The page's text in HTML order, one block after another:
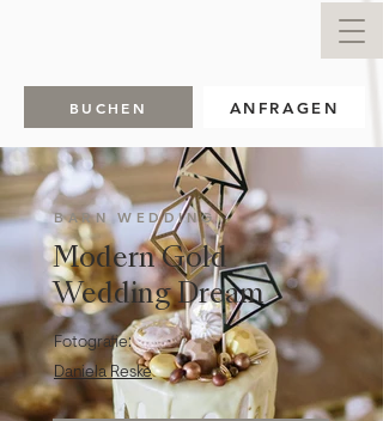
ANFRAGEN
BUCHEN
BARN WEDDING
Modern Gold
Wedding Dream
Daniela Reske
Fotografie: